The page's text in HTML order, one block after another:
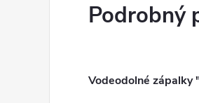
Podrobný
Vodeodolné zápalky